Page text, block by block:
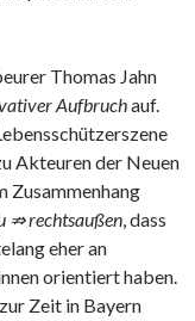
Thomas Jahn
Aufbruchauf.
Akteuren der Neuen
Zusammenhang
⇏ rechtsaußen, dass
eher an
orientiert haben.
Zeit in Bayern